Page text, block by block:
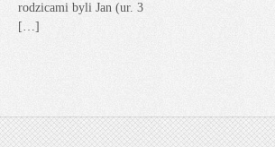
rodzicami byli Jan (ur. 3
[…]